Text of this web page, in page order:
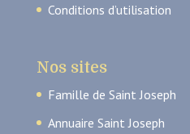
Conditions d’utilisation
Nos sites
Famille de Saint Joseph
Annuaire Saint Joseph